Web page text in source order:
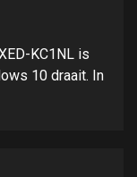
KC1NL is
10 draait. In